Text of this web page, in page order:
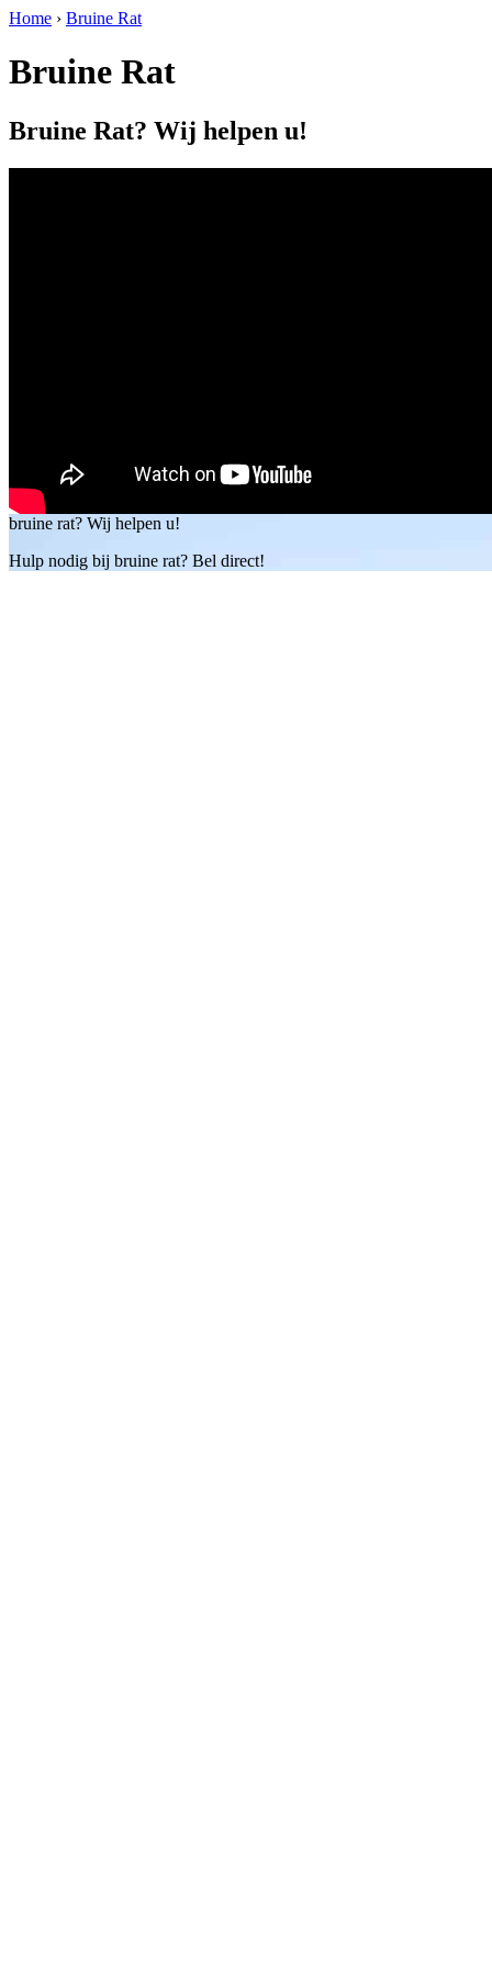
Home › Bruine Rat
Bruine Rat
Bruine Rat? Wij helpen u!
bruine rat? Wij helpen u!
Hulp nodig bij bruine rat? Bel direct!